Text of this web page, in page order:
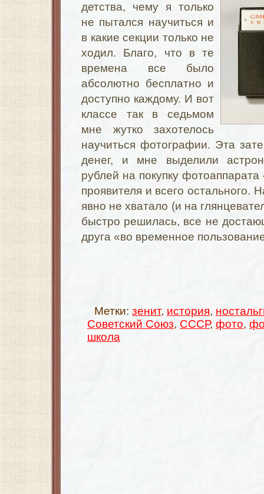
детства, чему я только
не пытался научиться и
в какие секции только не
ходил. Благо, что в те
времена все было
абсолютно бесплатно и
доступно каждому. И вот
классе так в седьмом
мне жутко захотелось
научиться фотографии. Эта
денег, и мне выделили
рублей на покупку
проявителя и всего остального.
явно не хватало (и на
быстро решилась, все не
друга «во временное
Метки: зенит, история,
Советский Союз, СССР, фото,
школа